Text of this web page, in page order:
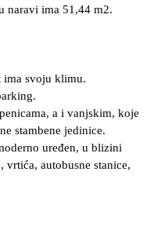
naravi ima 51,44 m2.
ima svoju klimu.
a i vanjskim, koje
stambene jedinice.
uređen, u blizini
vrtića, autobusne stanice,